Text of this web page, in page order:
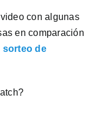
con algunas
en comparación
sorteo de